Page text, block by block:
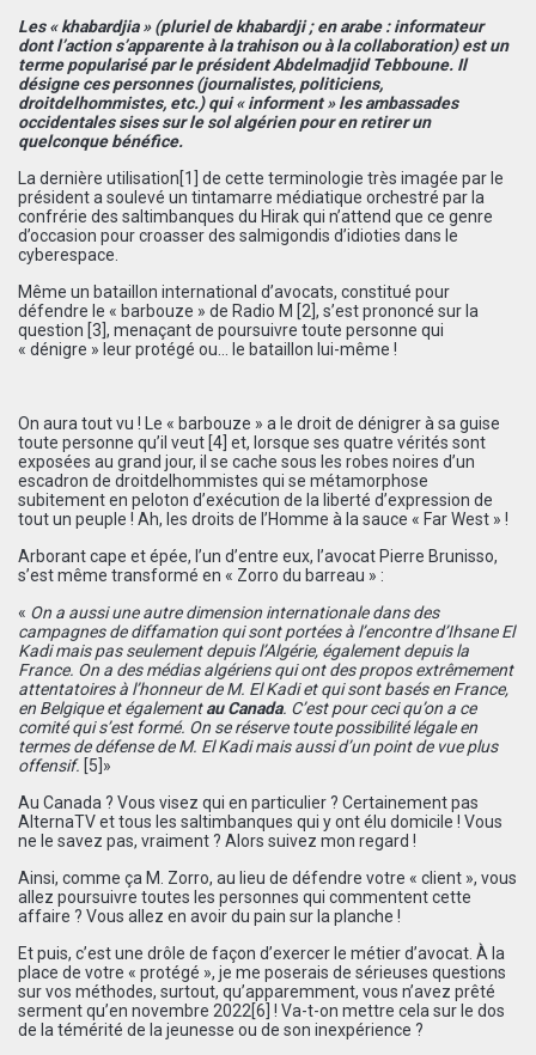
Les « khabardjia » (pluriel de khabardji ; en arabe : informateur
dont l’action s’apparente à la trahison ou à la collaboration) est un
terme popularisé par le président Abdelmadjid Tebboune. Il
désigne ces personnes (journalistes, politiciens,
droitdelhommistes, etc.) qui « informent » les ambassades
occidentales sises sur le sol algérien pour en retirer un
quelconque bénéfice.
La dernière utilisation[1]
de cette terminologie très imagée par le
président a soulevé un tintamarre médiatique orchestré par la
confrérie des saltimbanques du Hirak qui n’attend que ce genre
d’occasion pour croasser des salmigondis d’idioties dans le
cyberespace.
Même un bataillon international d’avocats, constitué pour
défendre le « barbouze » de Radio M [2] , s’est prononcé sur la
question [3] , menaçant de poursuivre toute personne qui
« dénigre » leur protégé ou… le bataillon lui-même !
On aura tout vu ! Le « barbouze » a le droit de dénigrer à sa guise
toute personne qu’il veut [4] et, lorsque ses quatre vérités sont
exposées au grand jour, il se cache sous les robes noires d’un
escadron de droitdelhommistes qui se métamorphose
subitement en peloton d’exécution de la liberté d’expression de
tout un peuple ! Ah, les droits de l’Homme à la sauce « Far West » !
Arborant cape et épée, l’un d’entre eux, l’avocat Pierre Brunisso,
s’est même transformé en « Zorro du barreau » :
« On a aussi une autre dimension internationale dans des
campagnes de diffamation qui sont portées à l’encontre d’Ihsane El
Kadi mais pas seulement depuis l’Algérie, également depuis la
France. On a des médias algériens qui ont des propos extrêmement
attentatoires à l’honneur de M. El Kadi et qui sont basés en France,
en Belgique et égalementau Canada. C’est pour ceci qu’on a ce
comité qui s’est formé. On se réserve toute possibilité légale en
termes de défense de M. El Kadi mais aussi d’un point de vue plus
offensif. [5] »
Au Canada ? Vous visez qui en particulier ? Certainement pas
AlternaTV et tous les saltimbanques qui y ont élu domicile ! Vous
ne le savez pas, vraiment ? Alors suivez mon regard !
Ainsi, comme ça M. Zorro, au lieu de défendre votre « client », vous
allez poursuivre toutes les personnes qui commentent cette
affaire ? Vous allez en avoir du pain sur la planche !
Et puis, c’est une drôle de façon d’exercer le métier d’avocat. À la
place de votre « protégé », je me poserais de sérieuses questions
sur vos méthodes, surtout, qu’apparemment, vous n’avez prêté
serment qu’en novembre 2022[6] ! Va-t-on mettre cela sur le dos
de la témérité de la jeunesse ou de son inexpérience ?